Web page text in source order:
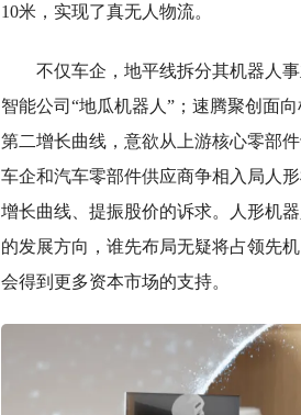
10米，实现了真无人物流。
不仅车企，地平线拆分其机器人
智能公司“地瓜机器人”；速腾聚创面
第二增长曲线，意欲从上游核心零部
车企和汽车零部件供应商争相入局人
增长曲线、提振股价的诉求。人形机
的发展方向，谁先布局无疑将占领先
会得到更多资本市场的支持。